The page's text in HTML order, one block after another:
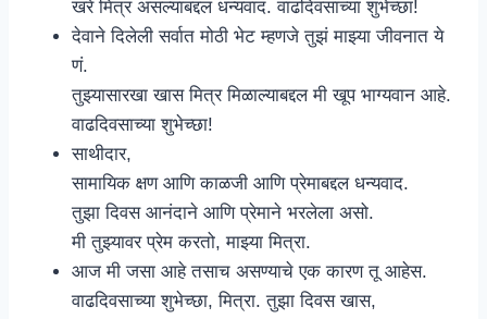
खरे मित्र असल्याबद्दल धन्यवाद. वाढदिवसाच्या शुभेच्छा!
देवाने दिलेली सर्वात मोठी भेट म्हणजे तुझं माझ्या जीवनात ये
णं.
तुझ्यासारखा खास मित्र मिळाल्याबद्दल मी खूप भाग्यवान आहे.
वाढदिवसाच्या शुभेच्छा!
साथीदार,
सामायिक क्षण आणि काळजी आणि प्रेमाबद्दल धन्यवाद.
तुझा दिवस आनंदाने आणि प्रेमाने भरलेला असो.
मी तुझ्यावर प्रेम करतो, माझ्या मित्रा.
आज मी जसा आहे तसाच असण्याचे एक कारण तू आहेस.
वाढदिवसाच्या शुभेच्छा, मित्रा. तुझा दिवस खास,